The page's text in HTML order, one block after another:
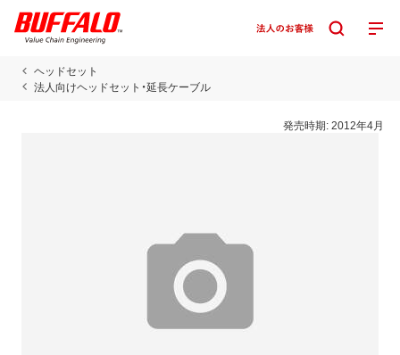
ヘッドセット
法人向けヘッドセット・延長ケーブル
発売時期:2012年4月